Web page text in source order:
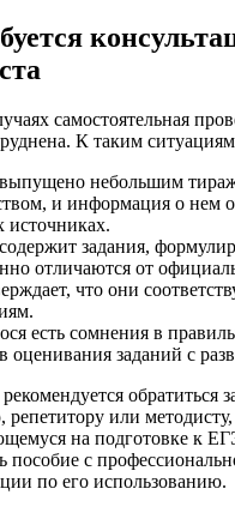
самостоятельная
К таким ситуациям
небольшим
и информация о нем
источниках.
задания,
отличаются от
что они
есть сомнения в
оценивания заданий с
обратиться
репетитору или методисту,
на подготовке к
пособие с
по его использованию.